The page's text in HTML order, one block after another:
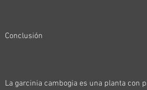
Conclusión
La garcinia cambogia es una planta con